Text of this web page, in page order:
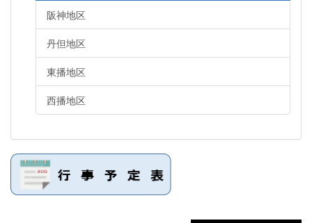
阪神地区
丹但地区
東播地区
西播地区